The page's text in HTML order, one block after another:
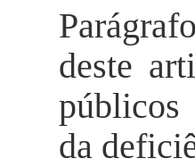
deste
públicos
da